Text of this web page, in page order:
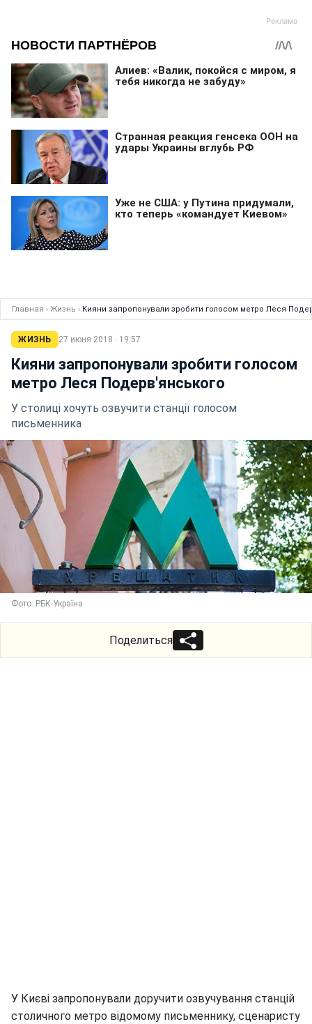
Главная › Жизнь › Кияни запропонували зробити голосом метро Леся
ЖИЗНЬ 27 июня 2018 · 19:57
Кияни запропонували зробити голосом
метро Леся Подерв'янського
У столиці хочуть озвучити станції голосом
письменника
Фото: РБК-Україна
Поделиться
У Києві запропонували доручити озвучування станцій
столичного метро відомому письменнику, сценаристу